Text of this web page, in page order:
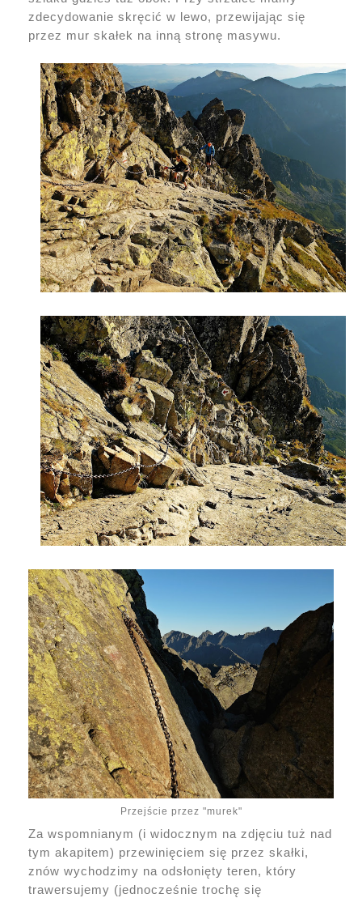
zdecydowanie skręcić w lewo, przewijając się
przez mur skałek na inną stronę masywu.
Przejście przez "murek"
Za wspomnianym (i widocznym na zdjęciu tuż nad
tym akapitem) przewinięciem się przez skałki,
znów wychodzimy na odsłonięty teren, który
trawersujemy (jednocześnie trochę się